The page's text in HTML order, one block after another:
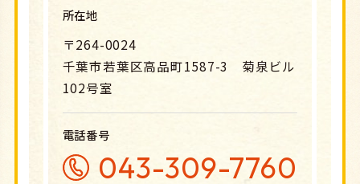
所在地
〒264-0024
千葉市若葉区高品町1587-3 菊泉ビル
102号室
電話番号
043-309-7760